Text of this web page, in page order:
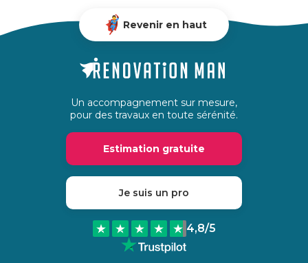
Revenir en haut
Un accompagnement sur mesure,
pour des travaux en toute sérénité.
Estimation gratuite
Je suis un pro
4,8/5